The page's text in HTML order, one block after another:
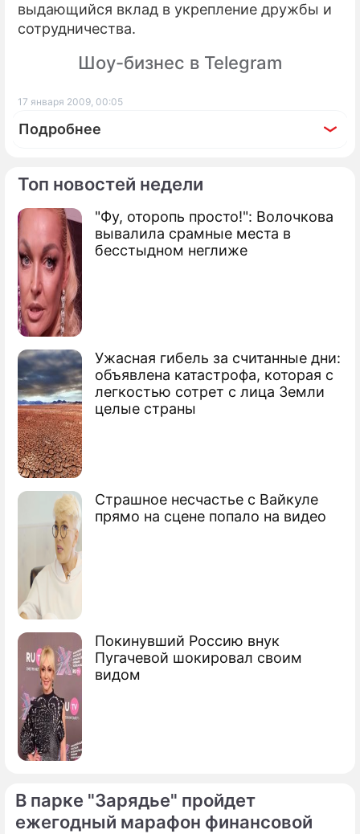
Топ новостей недели
"Фу, оторопь просто!": Волочкова
вывалила срамные места в
бесстыдном неглиже
Ужасная гибель за считанные дни:
объявлена катастрофа, которая с
легкостью сотрет с лица Земли
целые страны
Страшное несчастье с Вайкуле
прямо на сцене попало на видео
Покинувший Россию внук
Пугачевой шокировал своим
видом
выдающийся вклад в укрепление дружбы и
сотрудничества.
Шоу-бизнес в Telegram
17 января 2009, 00:05
Подробнее
По теме
Продолжение: Владимир
Василию Лановому в юбилей вручили
орден
Медведев наградил за правду о
Цхинвале
В Москве поздравили Героев Отечества
Сюжеты
Первые лица
В парке "Зарядье" пройдет
ежегодный марафон финансовой